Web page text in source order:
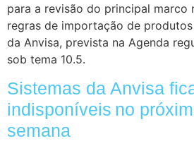
para a revisão do principal marco
regras de importação de
da Anvisa, prevista na Agenda
sob tema 10.5.
Sistemas da Anvisa
indisponíveis no
semana